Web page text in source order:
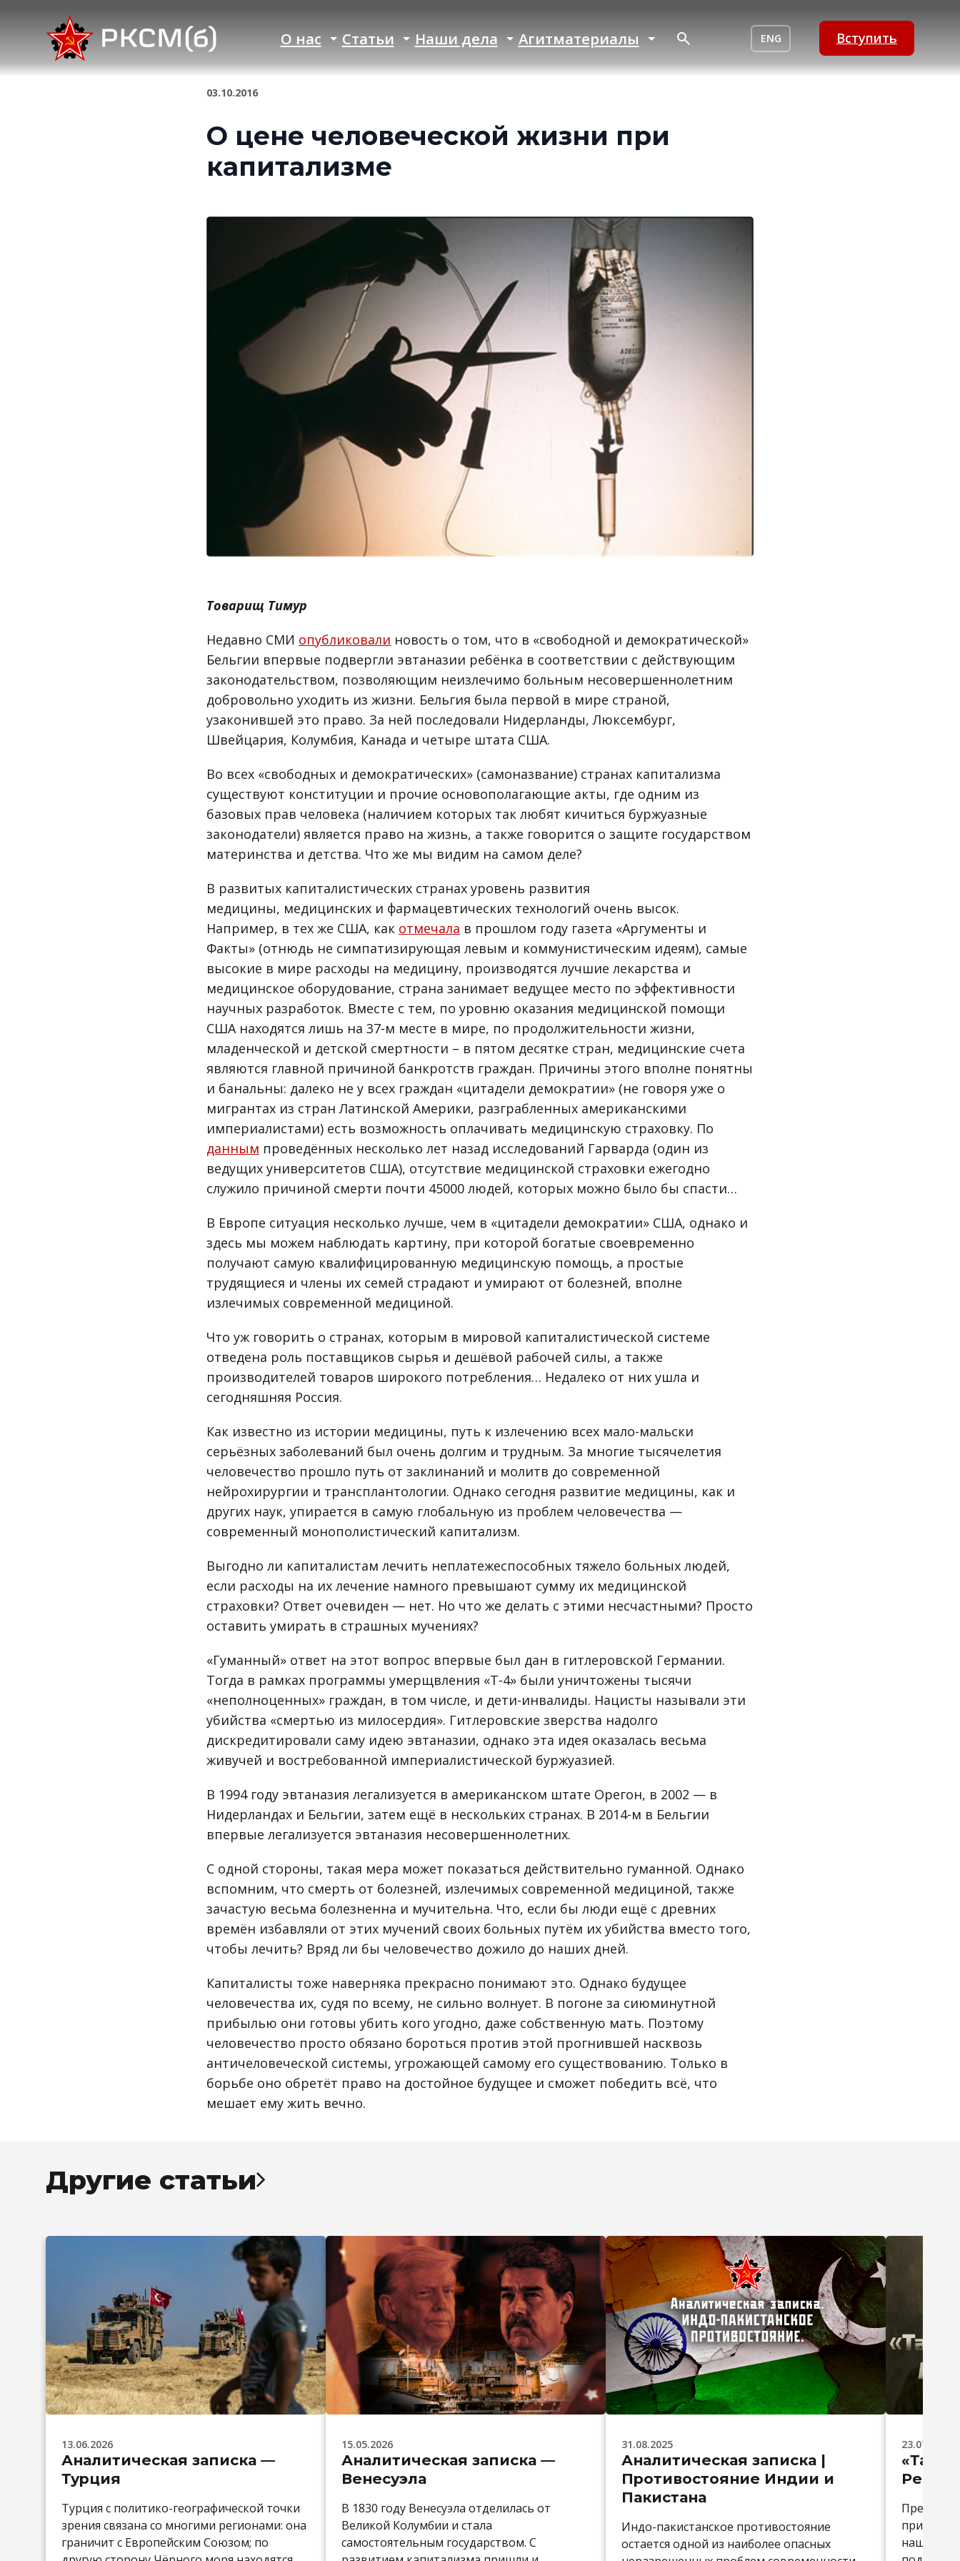
О нас Статьи Наши дела Агитматериалы ENG Вступить
03.10.2016
О цене человеческой жизни при
капитализме
Товарищ Тимур
Недавно СМИ опубликовали новость о том, что в «свободной и демократической»
Бельгии впервые подвергли эвтаназии ребёнка в соответствии с действующим
законодательством, позволяющим неизлечимо больным несовершеннолетним
добровольно уходить из жизни. Бельгия была первой в мире страной,
узаконившей это право. За ней последовали Нидерланды, Люксембург,
Швейцария, Колумбия, Канада и четыре штата США.
Во всех «свободных и демократических» (самоназвание) странах капитализма
существуют конституции и прочие основополагающие акты, где одним из
базовых прав человека (наличием которых так любят кичиться буржуазные
законодатели) является право на жизнь, а также говорится о защите государством
материнства и детства. Что же мы видим на самом деле?
В развитых капиталистических странах уровень развития
медицины, медицинских и фармацевтических технологий очень высок.
Например, в тех же США, как отмечала в прошлом году газета «Аргументы и
Факты» (отнюдь не симпатизирующая левым и коммунистическим идеям), самые
высокие в мире расходы на медицину, производятся лучшие лекарства и
медицинское оборудование, страна занимает ведущее место по эффективности
научных разработок. Вместе с тем, по уровню оказания медицинской помощи
США находятся лишь на 37‑м месте в мире, по продолжительности жизни,
младенческой и детской смертности – в пятом десятке стран, медицинские счета
являются главной причиной банкротств граждан. Причины этого вполне понятны
и банальны: далеко не у всех граждан «цитадели демократии» (не говоря уже о
мигрантах из стран Латинской Америки, разграбленных американскими
империалистами) есть возможность оплачивать медицинскую страховку. По
данным проведённых несколько лет назад исследований Гарварда (один из
ведущих университетов США), отсутствие медицинской страховки ежегодно
служило причиной смерти почти 45000 людей, которых можно было бы спасти…
В Европе ситуация несколько лучше, чем в «цитадели демократии» США, однако и
здесь мы можем наблюдать картину, при которой богатые своевременно
получают самую квалифицированную медицинскую помощь, а простые
трудящиеся и члены их семей страдают и умирают от болезней, вполне
излечимых современной медициной.
Что уж говорить о странах, которым в мировой капиталистической системе
отведена роль поставщиков сырья и дешёвой рабочей силы, а также
производителей товаров широкого потребления… Недалеко от них ушла и
сегодняшняя Россия.
Как известно из истории медицины, путь к излечению всех мало-мальски
серьёзных заболеваний был очень долгим и трудным. За многие тысячелетия
человечество прошло путь от заклинаний и молитв до современной
нейрохирургии и трансплантологии. Однако сегодня развитие медицины, как и
других наук, упирается в самую глобальную из проблем человечества —
современный монополистический капитализм.
Выгодно ли капиталистам лечить неплатежеспособных тяжело больных людей,
если расходы на их лечение намного превышают сумму их медицинской
страховки? Ответ очевиден — нет. Но что же делать с этими несчастными? Просто
оставить умирать в страшных мучениях?
«Гуманный» ответ на этот вопрос впервые был дан в гитлеровской Германии.
Тогда в рамках программы умерщвления «Т-4» были уничтожены тысячи
«неполноценных» граждан, в том числе, и дети-инвалиды. Нацисты называли эти
убийства «смертью из милосердия». Гитлеровские зверства надолго
дискредитировали саму идею эвтаназии, однако эта идея оказалась весьма
живучей и востребованной империалистической буржуазией.
В 1994 году эвтаназия легализуется в американском штате Орегон, в 2002 — в
Нидерландах и Бельгии, затем ещё в нескольких странах. В 2014-м в Бельгии
впервые легализуется эвтаназия несовершеннолетних.
С одной стороны, такая мера может показаться действительно гуманной. Однако
вспомним, что смерть от болезней, излечимых современной медициной, также
зачастую весьма болезненна и мучительна. Что, если бы люди ещё с древних
времён избавляли от этих мучений своих больных путём их убийства вместо того,
чтобы лечить? Вряд ли бы человечество дожило до наших дней.
Капиталисты тоже наверняка прекрасно понимают это. Однако будущее
человечества их, судя по всему, не сильно волнует. В погоне за сиюминутной
прибылью они готовы убить кого угодно, даже собственную мать. Поэтому
человечество просто обязано бороться против этой прогнившей насквозь
античеловеческой системы, угрожающей самому его существованию. Только в
борьбе оно обретёт право на достойное будущее и сможет победить всё, что
мешает ему жить вечно.
Другие статьи
13.06.2026
Аналитическая записка —
Турция
Турция с политико-географической точки
зрения связана со многими регионами: она
граничит с Европейским Союзом; по
15.05.2026
Аналитическая записка —
Венесуэла
В 1830 году Венесуэла отделилась от
Великой Колумбии и стала
самостоятельным государством. С
31.08.2025
Аналитическая записка |
Противостояние Индии и
Пакистана
Индо-пакистанское противостояние
остается одной из наиболее опасных
23.07.2025
«Там,
нашего